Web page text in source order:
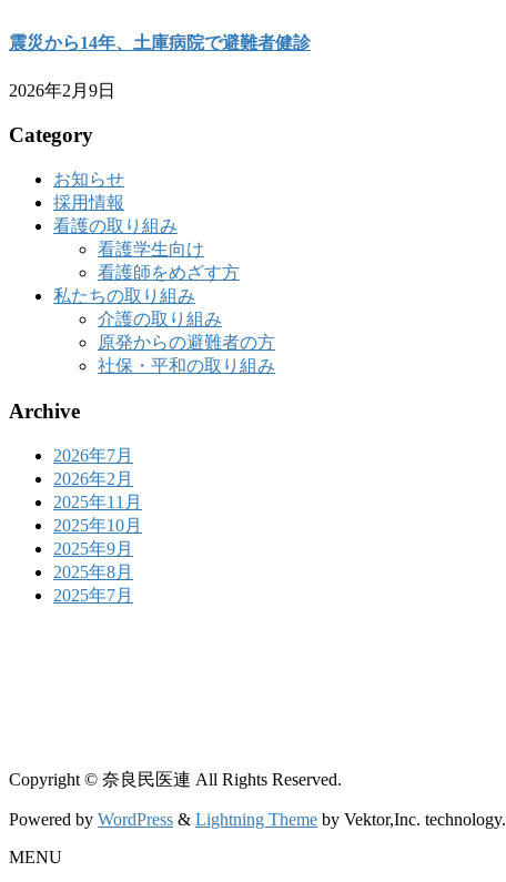
震災から14年、土庫病院で避難者健診
2026年2月9日
Category
お知らせ
採用情報
看護の取り組み
看護学生向け
看護師をめざす方
私たちの取り組み
介護の取り組み
原発からの避難者の方
社保・平和の取り組み
Archive
2026年7月
2026年2月
2025年11月
2025年10月
2025年9月
2025年8月
2025年7月
Copyright © 奈良民医連 All Rights Reserved.
Powered by WordPress & Lightning Theme by Vektor,Inc. technology.
MENU